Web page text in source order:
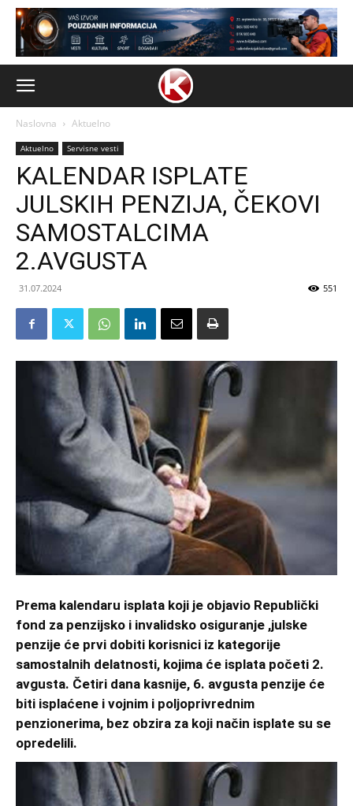
Naslovna Aktuelno
Aktuelno Servisne vesti
KALENDAR ISPLATE
JULSKIH PENZIJA, ČEKOVI
SAMOSTALCIMA
2.AVGUSTA
31.07.2024 551
Prema kalendaru isplata koji je objavio Republički
fond za penzijsko i invalidsko osiguranje ,julske
penzije će prvi dobiti korisnici iz kategorije
samostalnih delatnosti, kojima će isplata početi 2.
avgusta. Četiri dana kasnije, 6. avgusta penzije će
biti isplaćene i vojnim i poljoprivrednim
penzionerima, bez obzira za koji način isplate su se
opredelili.